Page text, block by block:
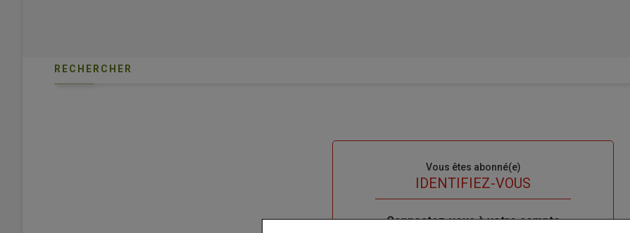
RECHERCHER
Vous êtes abonné(e)
IDENTIFIEZ-VOUS
Body
Connectez-vous à votre compte